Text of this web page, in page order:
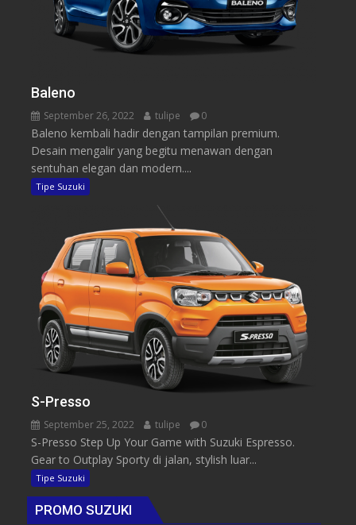
Baleno
September 26, 2022 tulipe 0
Baleno kembali hadir dengan tampilan premium.
Desain mengalir yang begitu menawan dengan
sentuhan elegan dan modern....
Tipe Suzuki
S-Presso
September 25, 2022 tulipe 0
S-Presso Step Up Your Game with Suzuki Espresso.
Gear to Outplay Sporty di jalan, stylish luar...
Tipe Suzuki
PROMO SUZUKI